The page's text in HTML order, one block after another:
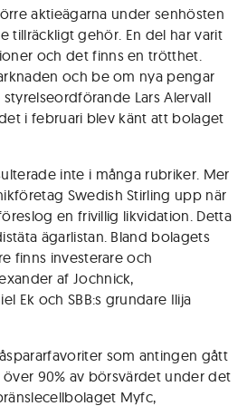
aktieägarna under senhösten
tillräckligt gehör. En del har varit
och det finns en trötthet.
och be om nya pengar
Lars Alervall
i februari blev känt att bolaget
inte i många rubriker. Mer
Swedish Stirling upp när
en frivillig likvidation. Detta
ägarlistan. Bland bolagets
finns investerare och
af Jochnick,
Ek och SBB:s grundare Ilija
som antingen gått
90% av börsvärdet under det
Myfc,